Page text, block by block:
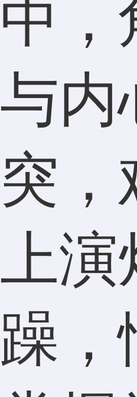
中，
与内
突，
上
躁，